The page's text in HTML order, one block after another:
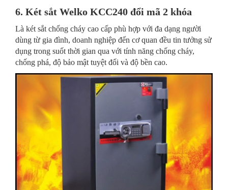
6. Két sắt Welko KCC240 đổi mã 2 khóa
Là két sắt chống cháy cao cấp phù hợp với đa dạng người
dùng từ gia đình, doanh nghiệp đến cơ quan đều tin tưởng sử
dụng trong suốt thời gian qua với tính năng chống cháy,
chống phá, độ bảo mật tuyệt đối và độ bền cao.